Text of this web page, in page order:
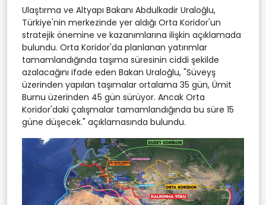
Ulaştırma ve Altyapı Bakanı Abdulkadir Uraloğlu,
Türkiye'nin merkezinde yer aldığı Orta Koridor'un
stratejik önemine ve kazanımlarına ilişkin açıklamada
bulundu. Orta Koridor'da planlanan yatırımlar
tamamlandığında taşıma süresinin ciddi şekilde
azalacağını ifade eden Bakan Uraloğlu, "Süveyş
üzerinden yapılan taşımalar ortalama 35 gün, Ümit
Burnu üzerinden 45 gün sürüyor. Ancak Orta
Koridor'daki çalışmalar tamamlandığında bu süre 15
güne düşecek." açıklamasında bulundu.